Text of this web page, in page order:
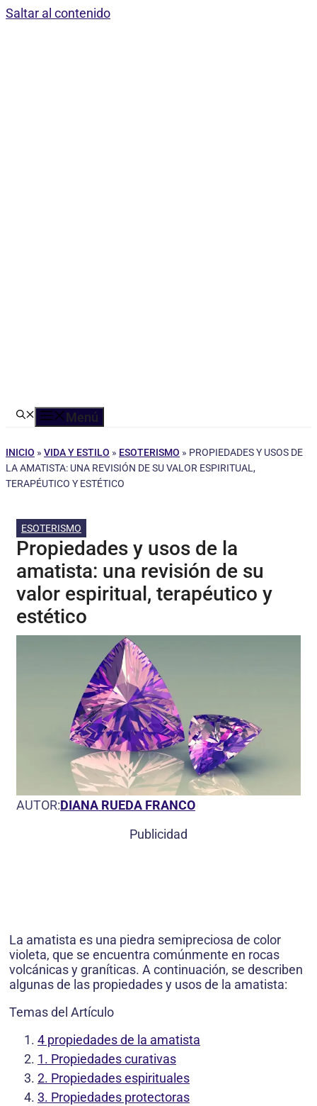
Saltar al contenido
Menú
INICIO » VIDA Y ESTILO » ESOTERISMO » PROPIEDADES Y USOS DE
LA AMATISTA: UNA REVISIÓN DE SU VALOR ESPIRITUAL,
TERAPÉUTICO Y ESTÉTICO
ESOTERISMO
Propiedades y usos de la
amatista: una revisión de su
valor espiritual, terapéutico y
estético
AUTOR:DIANA RUEDA FRANCO
Publicidad
La amatista es una piedra semipreciosa de color
violeta, que se encuentra comúnmente en rocas
volcánicas y graníticas. A continuación, se describen
algunas de las propiedades y usos de la amatista:
Temas del Artículo
4 propiedades de la amatista
1. Propiedades curativas
2. Propiedades espirituales
3. Propiedades protectoras